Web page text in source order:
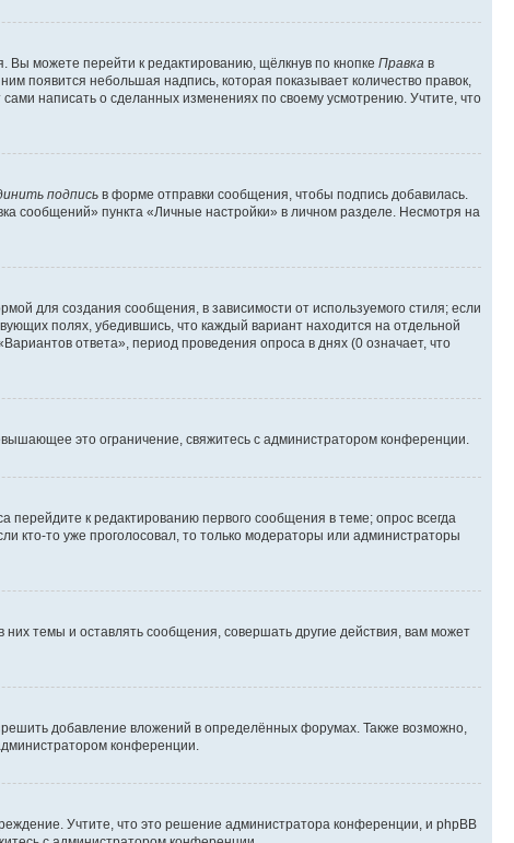
можете перейти к редактированию, щёлкнув по кнопке Правка в
появится небольшая надпись, которая показывает количество правок,
написать о сделанных изменениях по своему усмотрению. Учтите, что
подпись в форме отправки сообщения, чтобы подпись добавилась.
сообщений» пункта «Личные настройки» в личном разделе. Несмотря на
для создания сообщения, в зависимости от используемого стиля; если
полях, убедившись, что каждый вариант находится на отдельной
ответа», период проведения опроса в днях (0 означает, что
это ограничение, свяжитесь с администратором конференции.
к редактированию первого сообщения в теме; опрос всегда
кто-то уже проголосовал, то только модераторы или администраторы
темы и оставлять сообщения, совершать другие действия, вам может
добавление вложений в определённых форумах. Также возможно,
конференции.
Учтите, что это решение администратора конференции, и phpBB